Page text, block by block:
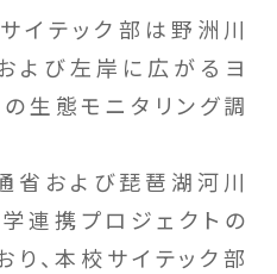
イテック部は野洲川
よび左岸に広がるヨ
生態モニタリング調
省および琵琶湖河川
連携プロジェクトの
、本校サイテック部